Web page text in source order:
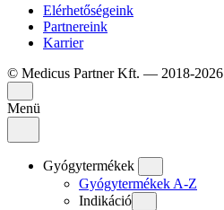
Elérhetőségeink
Partnereink
Karrier
© Medicus Partner Kft. — 2018-2026
Menü
Gyógytermékek
Gyógytermékek A-Z
Indikáció